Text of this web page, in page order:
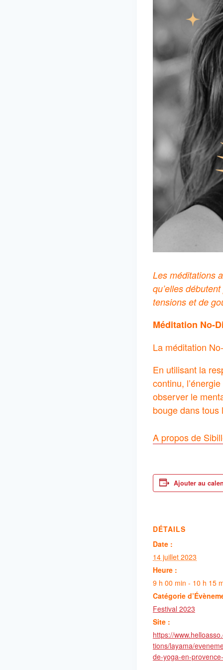
Les méditations
qu’elles
tensions et de
Méditation No-
La méditation
En utilisant la
continu,
observer le
bouge dans
A propos de
Ajouter au
DÉTAILS
Date :
14 juillet 2023
Heure :
9 h 00 min - 10 h 15
Catégorie
Festival 2023
Site :
https://
tions/layama/
de-yoga-en-